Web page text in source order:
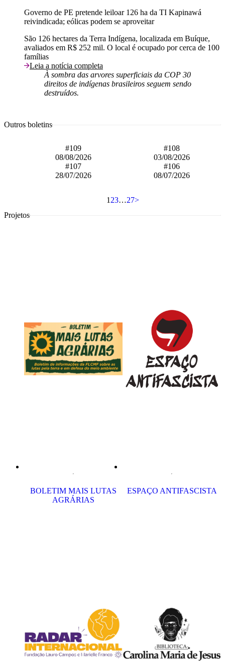
Governo de PE pretende leiloar 126 ha da TI Kapinawá
reivindicada; eólicas podem se aproveitar
São 126 hectares da Terra Indígena, localizada em Buíque,
avaliados em R$ 252 mil. O local é ocupado por cerca de 100
famílias
Leia a notícia completa
À sombra das arvores superficiais da COP 30
direitos de indígenas brasileiros seguem sendo
destruídos.
Outros boletins
#109
08/08/2026
#108
03/08/2026
#107
28/07/2026
#106
08/07/2026
1 23…27>
Projetos
BOLETIM MAIS LUTAS
AGRÁRIAS
ESPAÇO ANTIFASCISTA